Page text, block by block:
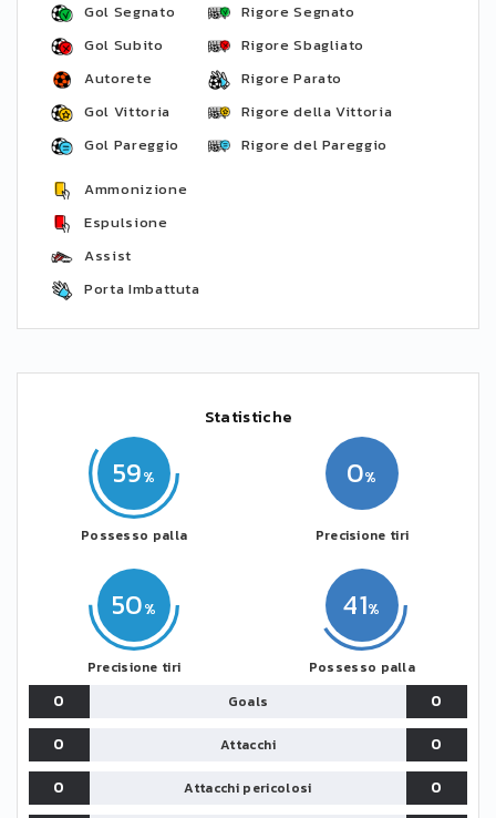
Gol Segnato
Gol Subito
Autorete
Gol Vittoria
Gol Pareggio
Rigore Segnato
Rigore Sbagliato
Rigore Parato
Rigore della Vittoria
Rigore del Pareggio
Ammonizione
Espulsione
Assist
Porta Imbattuta
Statistiche
59
Possesso palla
50
Precisione tiri
41
Possesso palla
0
Precisione tiri
0 Goals
0
0
Attacchi
0
0
Attacchi pericolosi 0